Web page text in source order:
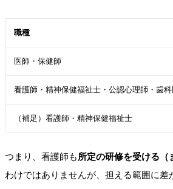
職種
医師・保健師
看護師・精神保健福祉士・公認心理師・歯
（補足）看護師・精神保健福祉士
つまり、看護師も所定の研修を受ける（
わけではありませんが、担える範囲に差